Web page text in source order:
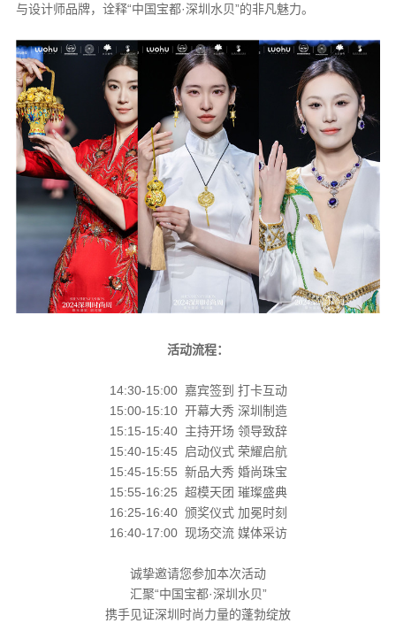
与设计师品牌，诠释“中国宝都·深圳水贝”的非凡魅力。
活动流程：
14:30-15:00 嘉宾签到 打卡互动
15:00-15:10 开幕大秀 深圳制造
15:15-15:40 主持开场 领导致辞
15:40-15:45 启动仪式 荣耀启航
15:45-15:55 新品大秀 婚尚珠宝
15:55-16:25 超模天团 璀璨盛典
16:25-16:40 颁奖仪式 加冕时刻
16:40-17:00 现场交流 媒体采访
诚挚邀请您参加本次活动
汇聚“中国宝都·深圳水贝”
携手见证深圳时尚力量的蓬勃绽放